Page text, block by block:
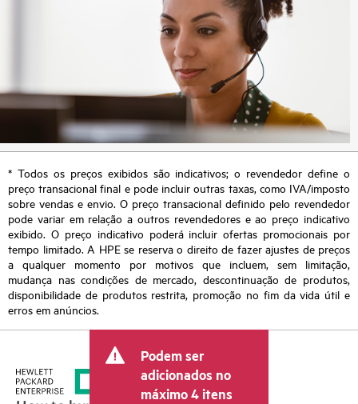
* Todos os preços exibidos são indicativos; o revendedor define o
preço transacional final e pode incluir outras taxas, como IVA/imposto
sobre vendas e envio. O preço transacional definido pelo revendedor
pode variar em relação a outros revendedores e ao preço indicativo
exibido. O preço indicativo poderá incluir ofertas promocionais por
tempo limitado. A HPE se reserva o direito de fazer ajustes de preços
a qualquer momento por motivos que incluem, sem limitação,
mudança nas condições de mercado, descontinuação de produtos,
disponibilidade de produtos restrita, promoção no fim da vida útil e
erros em anúncios.
Podem ser
adicionados no
máximo 4 itens